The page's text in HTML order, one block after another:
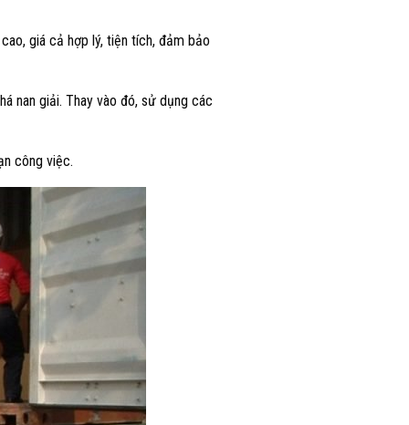
giá cả hợp lý, tiện tích, đảm bảo
nan giải. Thay vào đó, sử dụng các
công việc.